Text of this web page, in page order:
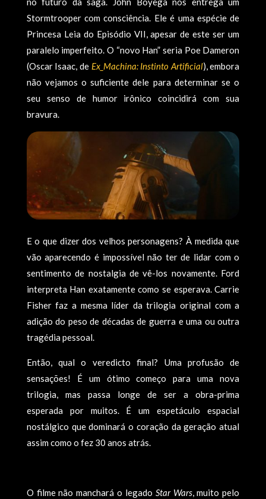
Stormtrooper com consciência. Ele é uma espécie de
Princesa Leia do Episódio VII, apesar de este ser um
paralelo imperfeito. O “novo Han” seria Poe Dameron
(Oscar Isaac, de Ex_Machina: Instinto Artificial), embora
não vejamos o suficiente dele para determinar se o
seu senso de humor irônico coincidirá com sua
bravura.
E o que dizer dos velhos personagens? À medida que
vão aparecendo é impossível não ter de lidar com o
sentimento de nostalgia de vê-los novamente. Ford
interpreta Han exatamente como se esperava. Carrie
Fisher faz a mesma lí­der da trilogia original com a
adição do peso de décadas de guerra e uma ou outra
tragédia pessoal.
Então, qual o veredicto final? Uma profusão de
sensações! É um ótimo começo para uma nova
trilogia, mas passa longe de ser a obra-prima
esperada por muitos. É um espetáculo espacial
nostálgico que dominará o coração da geração atual
assim como o fez 30 anos atrás.
O filme não manchará o legado Star Wars, muito pelo